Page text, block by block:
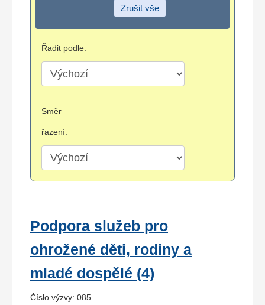
Zrušit vše
Řadit podle:
Směr
řazení:
Podpora služeb pro
ohrožené děti, rodiny a
mladé dospělé (4)
Číslo výzvy: 085